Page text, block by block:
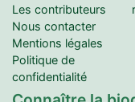
Les contributeurs
Nous contacter
Mentions légales
Politique de
confidentialité